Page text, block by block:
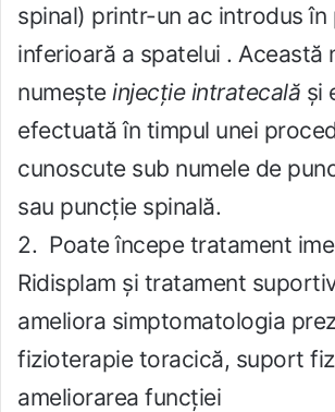
spinal) printr-un ac introdus în
inferioară a spatelui . Această
numește injecție intratecală și
efectuată în timpul unei
cunoscute sub numele de
sau puncție spinală.
2. Poate începe tratament
Ridisplam și tratament
ameliora simptomatologia
fizioterapie toracică, suport
ameliorarea funcției